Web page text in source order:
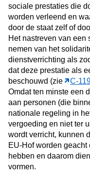
sociale prestaties die
worden verleend en
door de staat zelf of
Het nastreven van een
nemen van het
dienstverrichting als
dat deze prestatie als
beschouwd (zie
Omdat ten minste een
aan personen (die
nationale regeling in
vergoeding en niet ter
wordt verricht, kunnen
EU-Hof worden
hebben en daarom
vormen.